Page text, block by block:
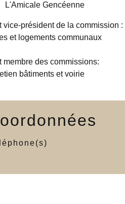
L'Amicale Gencéenne
vice-président de la commission :
et logements communaux
membre des commissions:
bâtiments et voirie